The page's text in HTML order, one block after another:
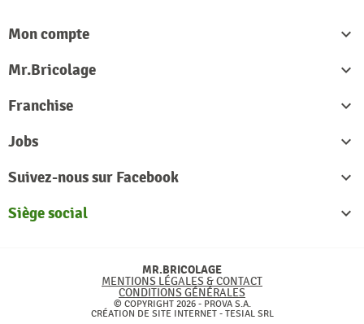
Mon compte

Mr.Bricolage

Franchise

Jobs

Suivez-nous sur Facebook

Siège social

MR.BRICOLAGE
MENTIONS LÉGALES & CONTACT
CONDITIONS GÉNÉRALES
© COPYRIGHT 2026 - PROVA S.A.
CRÉATION DE SITE INTERNET - TESIAL SRL